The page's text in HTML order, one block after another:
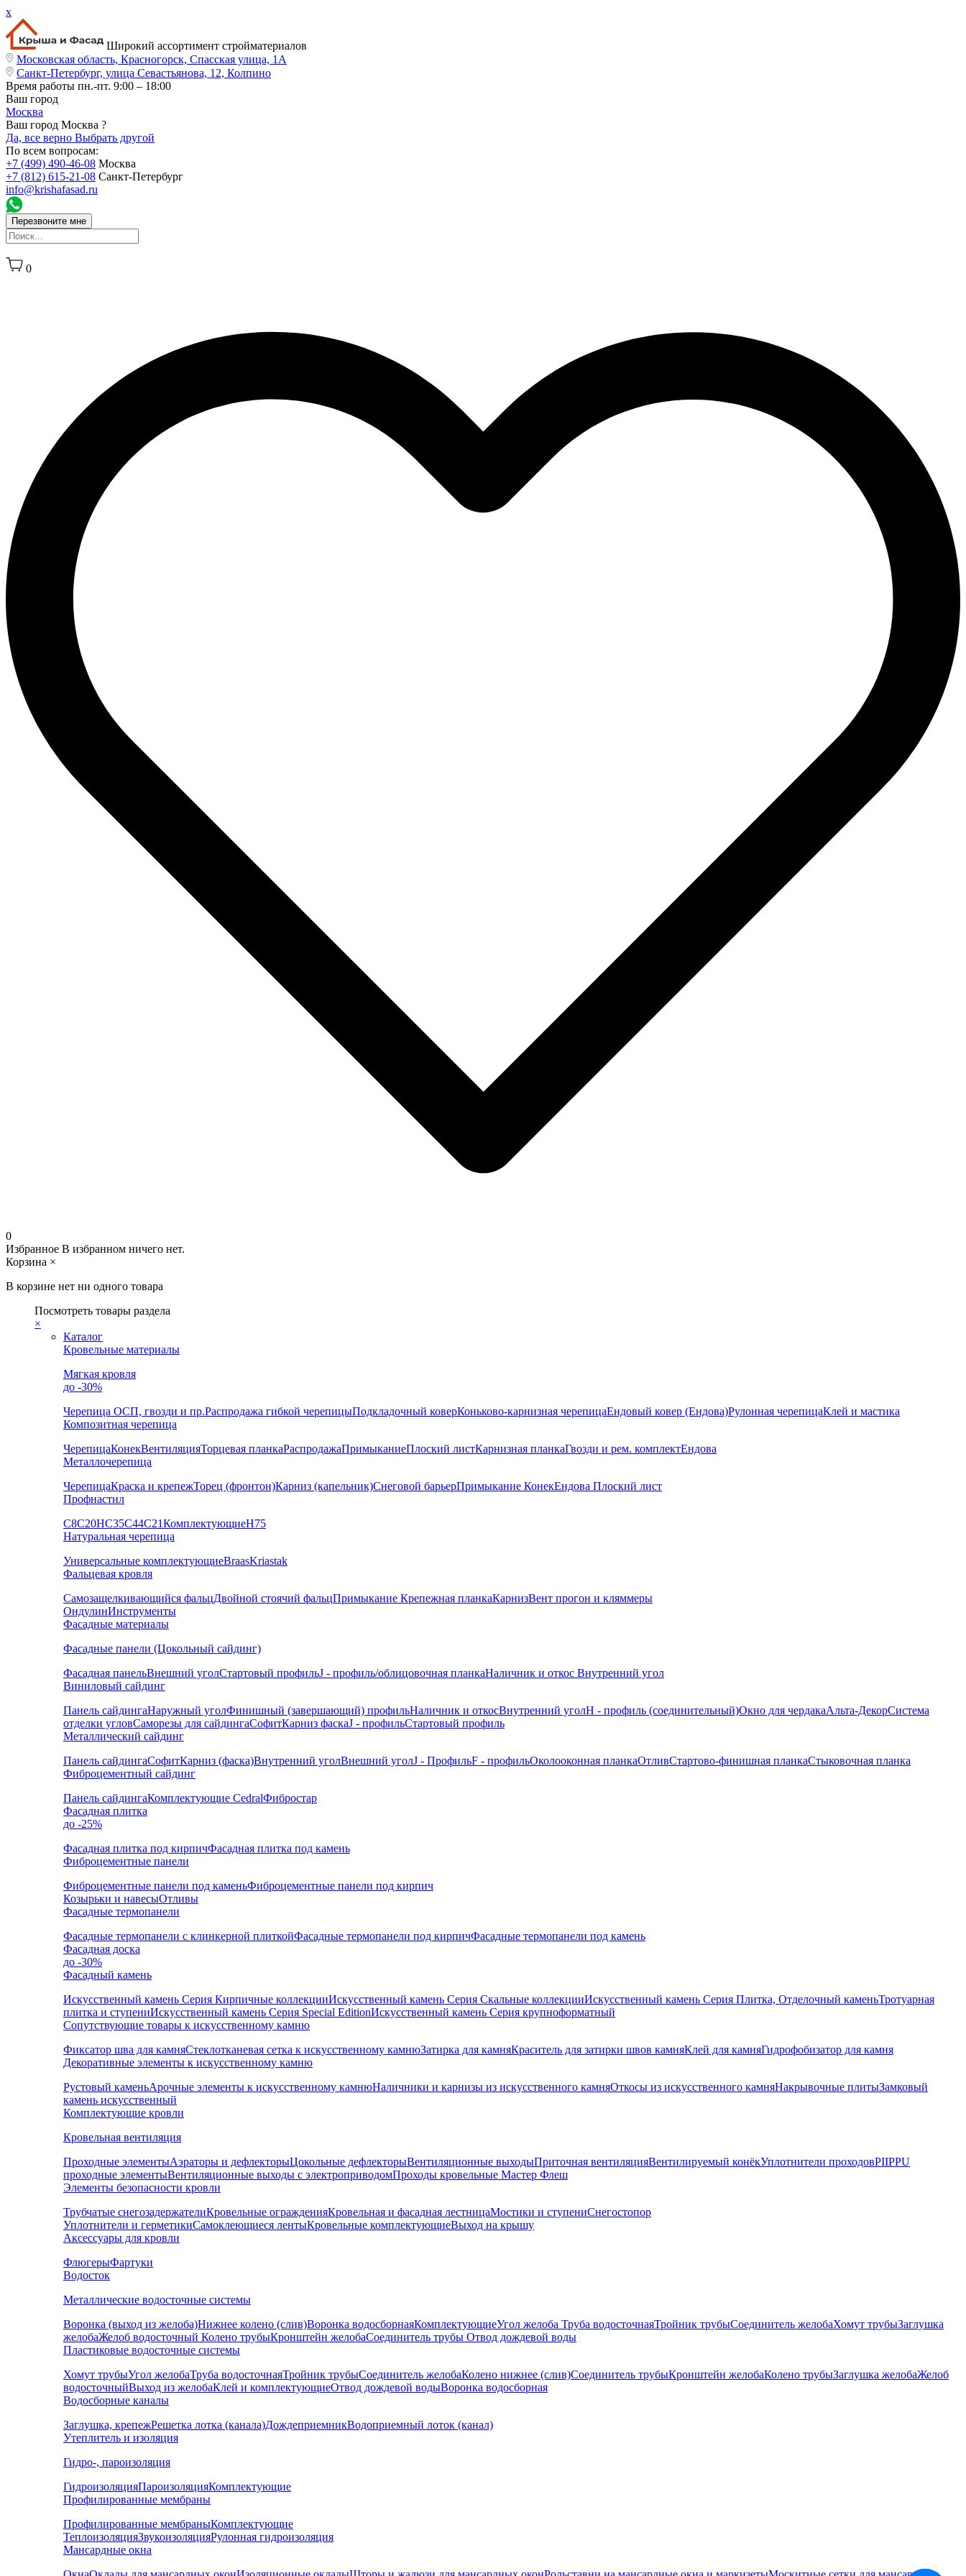
x
Широкий ассортимент стройматериалов
Московская область, Красногорск, Спасская улица, 1А
Санкт-Петербург, улица Севастьянова, 12, Колпино
Время работы пн.-пт. 9:00 – 18:00
Ваш город
Москва
Ваш город Москва ?
Да, все верно Выбрать другой
По всем вопросам:
+7 (499) 490-46-08 Москва
+7 (812) 615-21-08 Санкт-Петербург
info@krishafasad.ru
Перезвоните мне
0
0
Избранное В избранном ничего нет.
Корзина ×
В корзине нет ни одного товара
Посмотреть товары раздела
×
Каталог
Кровельные материалы
Мягкая кровля
до -30%
Черепица ОСП, гвозди и пр.Распродажа гибкой черепицыПодкладочный коверКоньково-карнизная черепицаЕндовый ковер (Ендова)Рулонная черепицаКлей и мастика
Композитная черепица
ЧерепицаКонекВентиляцияТорцевая планкаРаспродажаПримыканиеПлоский листКарнизная планкаГвозди и рем. комплектЕндова
Металлочерепица
ЧерепицаКраска и крепежТорец (фронтон)Карниз (капельник)Снеговой барьерПримыкание КонекЕндова Плоский лист
Профнастил
С8С20НС35С44С21КомплектующиеН75
Натуральная черепица
Универсальные комплектующиеBraasKriastak
Фальцевая кровля
Самозащелкивающийся фальцДвойной стоячий фальцПримыкание Крепежная планкаКарнизВент прогон и кляммеры
ОндулинИнструменты
Фасадные материалы
Фасадные панели (Цокольный сайдинг)
Фасадная панельВнешний уголСтартовый профильJ - профиль/облицовочная планкаНаличник и откос Внутренний угол
Виниловый сайдинг
Панель сайдингаНаружный уголФинишный (завершающий) профильНаличник и откосВнутренний уголH - профиль (соединительный)Окно для чердакаАльта-ДекорСистема
отделки угловСаморезы для сайдингаСофитКарниз фаскаJ - профильСтартовый профиль
Металлический сайдинг
Панель сайдингаСофитКарниз (фаска)Внутренний уголВнешний уголJ - ПрофильF - профильОколооконная планкаОтливСтартово-финишная планкаСтыковочная планка
Фиброцементный сайдинг
Панель сайдингаКомплектующие CedralФибростар
Фасадная плитка
до -25%
Фасадная плитка под кирпичФасадная плитка под камень
Фиброцементные панели
Фиброцементные панели под каменьФиброцементные панели под кирпич
Козырьки и навесыОтливы
Фасадные термопанели
Фасадные термопанели с клинкерной плиткойФасадные термопанели под кирпичФасадные термопанели под камень
Фасадная доска
до -30%
Фасадный камень
Искусственный камень Серия Кирпичные коллекцииИскусственный камень Серия Скальные коллекцииИскусственный камень Серия Плитка, Отделочный каменьТротуарная
плитка и ступениИскусственный камень Серия Special EditionИскусственный камень Серия крупноформатный
Сопутствующие товары к искусственному камню
Фиксатор шва для камняСтеклотканевая сетка к искусственному камнюЗатирка для камняКраситель для затирки швов камняКлей для камняГидрофобизатор для камня
Декоративные элементы к искусственному камню
Рустовый каменьАрочные элементы к искусственному камнюНаличники и карнизы из искусственного камняОткосы из искусственного камняНакрывочные плитыЗамковый
камень искусственный
Комплектующие кровли
Кровельная вентиляция
Проходные элементыАэраторы и дефлекторыЦокольные дефлекторыВентиляционные выходыПриточная вентиляцияВентилируемый конёкУплотнители проходовPIIPPU
проходные элементыВентиляционные выходы с электроприводомПроходы кровельные Мастер Флеш
Элементы безопасности кровли
Трубчатые снегозадержателиКровельные огражденияКровельная и фасадная лестницаМостики и ступениСнегостопор
Уплотнители и герметикиСамоклеющиеся лентыКровельные комплектующиеВыход на крышу
Аксессуары для кровли
ФлюгерыФартуки
Водосток
Металлические водосточные системы
Воронка (выход из желоба)Нижнее колено (слив)Воронка водосборнаяКомплектующиеУгол желоба Труба водосточнаяТройник трубыСоединитель желобаХомут трубыЗаглушка
желобаЖелоб водосточный Колено трубыКронштейн желобаСоединитель трубы Отвод дождевой воды
Пластиковые водосточные системы
Хомут трубыУгол желобаТруба водосточнаяТройник трубыСоединитель желобаКолено нижнее (слив)Соединитель трубыКронштейн желобаКолено трубыЗаглушка желобаЖелоб
водосточныйВыход из желобаКлей и комплектующиеОтвод дождевой водыВоронка водосборная
Водосборные каналы
Заглушка, крепежРешетка лотка (канала)ДождеприемникВодоприемный лоток (канал)
Утеплитель и изоляция
Гидро-, пароизоляция
ГидроизоляцияПароизоляцияКомплектующие
Профилированные мембраны
Профилированные мембраныКомплектующие
ТеплоизоляцияЗвукоизоляцияРулонная гидроизоляция
Мансардные окна